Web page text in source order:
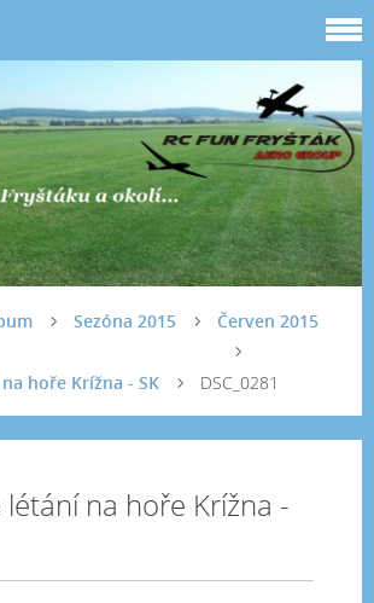
Sezóna 2015 Červen 2015
hoře Krížna - SK DSC_0281
létání na hoře Krížna -